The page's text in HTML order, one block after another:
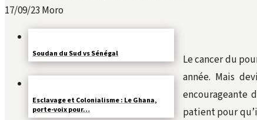
17/09/23 Moro
Le cancer du
année. Mais
encourageante
patient pour
Soudan du Sud vs Sénégal
Esclavage et Colonialisme : Le Ghana,
porte-voix pour…